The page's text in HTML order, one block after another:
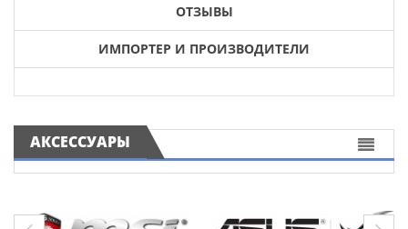
ОТЗЫВЫ
ИМПОРТЕР И ПРОИЗВОДИТЕЛИ
АКСЕССУАРЫ